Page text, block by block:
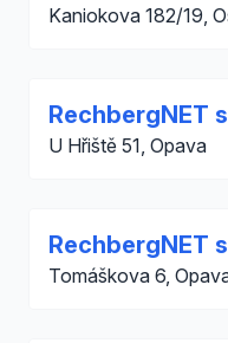
Kaniokova 182/19,
RechbergNET
U Hřiště 51, Opava
RechbergNET
Tomáškova 6,